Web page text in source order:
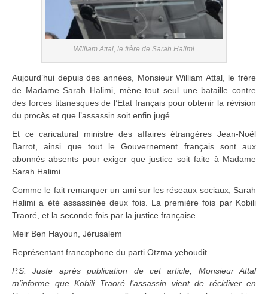
William Attal, le frère de Sarah Halimi
Aujourd’hui depuis des années, Monsieur William Attal, le frère
de Madame Sarah Halimi, mène tout seul une bataille contre
des forces titanesques de l’Etat français pour obtenir la révision
du procès et que l’assassin soit enfin jugé.
Et ce caricatural ministre des affaires étrangères Jean-Noël
Barrot, ainsi que tout le Gouvernement français sont aux
abonnés absents pour exiger que justice soit faite à Madame
Sarah Halimi.
Comme le fait remarquer un ami sur les réseaux sociaux, Sarah
Halimi a été assassinée deux fois. La première fois par Kobili
Traoré, et la seconde fois par la justice française.
Meir Ben Hayoun, Jérusalem
Représentant francophone du parti Otzma yehoudit
P.S. Juste après publication de cet article, Monsieur Attal
m’informe que Kobili Traoré l’assassin vient de récidiver en